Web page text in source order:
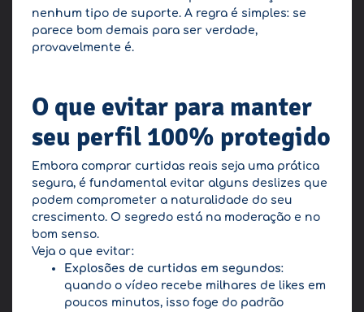
nenhum tipo de suporte. A regra é simples: se
parece bom demais para ser verdade,
provavelmente é.
O que evitar para manter
seu perfil 100% protegido
Embora comprar curtidas reais seja uma prática
segura, é fundamental evitar alguns deslizes que
podem comprometer a naturalidade do seu
crescimento. O segredo está na moderação e no
bom senso.
Veja o que evitar:
Explosões de curtidas em segundos:
quando o vídeo recebe milhares de likes em
poucos minutos, isso foge do padrão